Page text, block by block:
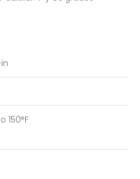
150°F